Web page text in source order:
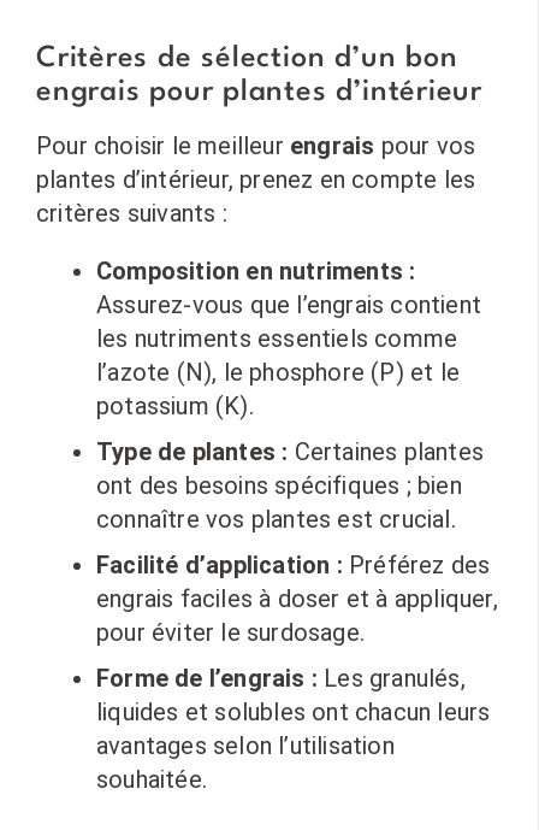
Critères de sélection d’un bon
engrais pour plantes d’intérieur
Pour choisir le meilleur engrais pour vos
plantes d’intérieur, prenez en compte les
critères suivants :
Composition en nutriments :
Assurez-vous que l’engrais contient
les nutriments essentiels comme
l’azote (N), le phosphore (P) et le
potassium (K).
Type de plantes : Certaines plantes
ont des besoins spécifiques ; bien
connaître vos plantes est crucial.
Facilité d’application : Préférez des
engrais faciles à doser et à appliquer,
pour éviter le surdosage.
Forme de l’engrais : Les granulés,
liquides et solubles ont chacun leurs
avantages selon l’utilisation
souhaitée.